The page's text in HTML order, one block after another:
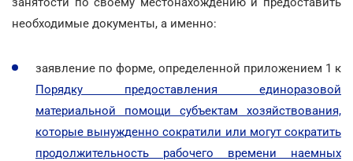
необходимые документы, а именно:
заявление по форме, определенной приложением 1 к
Порядку предоставления единоразовой
материальной помощи субъектам хозяйствования,
которые вынужденно сократили или могут сократить
продолжительность рабочего времени наемных